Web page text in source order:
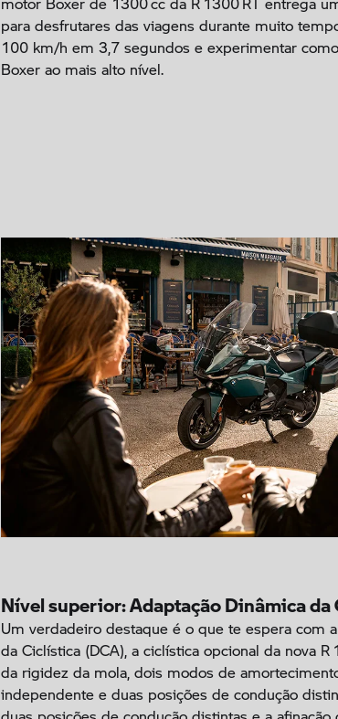
para desfrutares das viagens durante muito
100 km/h em 3,7 segundos e experimentar
Boxer ao mais alto nível.
Nível superior: Adaptação Dinâmica
Um verdadeiro destaque é o que te espera com
da Ciclística (DCA), a ciclística opcional da nova R
da rigidez da mola, dois modos de
independente e duas posições de condução